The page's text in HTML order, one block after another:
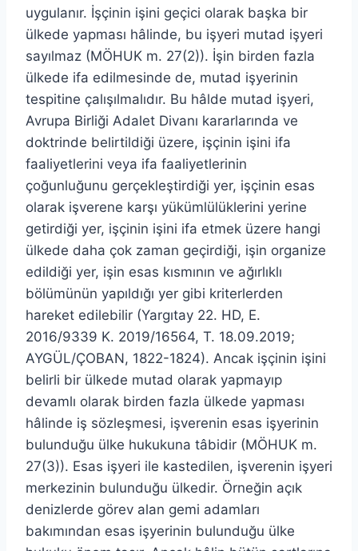
uygulanır. İşçinin işini geçici olarak başka bir
ülkede yapması hâlinde, bu işyeri mutad işyeri
sayılmaz (MÖHUK m. 27(2)). İşin birden fazla
ülkede ifa edilmesinde de, mutad işyerinin
tespitine çalışılmalıdır. Bu hâlde mutad işyeri,
Avrupa Birliği Adalet Divanı kararlarında ve
doktrinde belirtildiği üzere, işçinin işini ifa
faaliyetlerini veya ifa faaliyetlerinin
çoğunluğunu gerçekleştirdiği yer, işçinin esas
olarak işverene karşı yükümlülüklerini yerine
getirdiği yer, işçinin işini ifa etmek üzere hangi
ülkede daha çok zaman geçirdiği, işin organize
edildiği yer, işin esas kısmının ve ağırlıklı
bölümünün yapıldığı yer gibi kriterlerden
hareket edilebilir (Yargıtay 22. HD, E.
2016/9339 K. 2019/16564, T. 18.09.2019;
AYGÜL/ÇOBAN, 1822-1824). Ancak işçinin işini
belirli bir ülkede mutad olarak yapmayıp
devamlı olarak birden fazla ülkede yapması
hâlinde iş sözleşmesi, işverenin esas işyerinin
bulunduğu ülke hukukuna tâbidir (MÖHUK m.
27(3)). Esas işyeri ile kastedilen, işverenin işyeri
merkezinin bulunduğu ülkedir. Örneğin açık
denizlerde görev alan gemi adamları
bakımından esas işyerinin bulunduğu ülke